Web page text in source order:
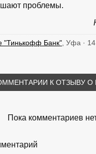
проблемы.
"Тинькофф Банк" , Уфа ·
К ОТЗЫВУ О
Пока комментариев